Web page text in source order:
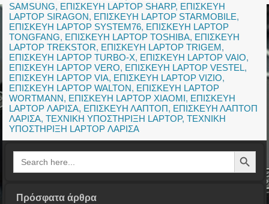
SAMSUNG, ΕΠΙΣΚΕΥΗ LAPTOP SHARP, ΕΠΙΣΚΕΥΗ
LAPTOP SIRAGON, ΕΠΙΣΚΕΥΗ LAPTOP STARMOBILE,
ΕΠΙΣΚΕΥΗ LAPTOP SYSTEM76, ΕΠΙΣΚΕΥΗ LAPTOP
TONGFANG, ΕΠΙΣΚΕΥΗ LAPTOP TOSHIBA, ΕΠΙΣΚΕΥΗ
LAPTOP TREKSTOR, ΕΠΙΣΚΕΥΗ LAPTOP TRIGEM,
ΕΠΙΣΚΕΥΗ LAPTOP TURBO-X, ΕΠΙΣΚΕΥΗ LAPTOP VAIO,
ΕΠΙΣΚΕΥΗ LAPTOP VERO, ΕΠΙΣΚΕΥΗ LAPTOP VESTEL,
ΕΠΙΣΚΕΥΗ LAPTOP VIA, ΕΠΙΣΚΕΥΗ LAPTOP VIZIO,
ΕΠΙΣΚΕΥΗ LAPTOP WALTON, ΕΠΙΣΚΕΥΗ LAPTOP
WORTMANN, ΕΠΙΣΚΕΥΗ LAPTOP XIAOMI, ΕΠΙΣΚΕΥΗ
LAPTOP ΛΑΡΙΣΑ, ΕΠΙΣΚΕΥΗ ΛΑΠΤΟΠ, ΕΠΙΣΚΕΥΗ ΛΑΠΤΟΠ
ΛΑΡΙΣΑ,ΤΕΧΝΙΚΗ ΥΠΟΣΤΗΡΙΞΗ LAPTOP,ΤΕΧΝΙΚΗ
ΥΠΟΣΤΗΡΙΞΗ LAPTOP ΛΑΡΙΣΑ
Search
for:
Search Button
Πρόσφατα άρθρα